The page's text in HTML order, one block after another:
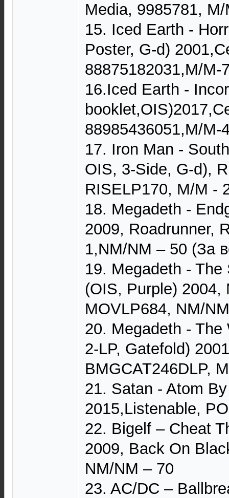
Media, 9985781,
15. Iced Earth -
Poster, G-d)
88875182031,M/M-
16.Iced Earth -
88985436051,M/M-
17. Iron Man -
OIS, 3-Side, G-d),
RISELP170, M/M -
18. Megadeth -
2009, Roadrunner,
1,NM/NM – 50 (За
19. Megadeth -
(OIS, Purple) 2004,
MOVLP684, NM/
20. Megadeth - The
2-LP, Gatefold)
BMGCAT246DLP,
21. Satan - Atom
2015,Listenable,
22. Bigelf – Cheat
2009, Back On
NM/NM – 70
23. AC/DC –